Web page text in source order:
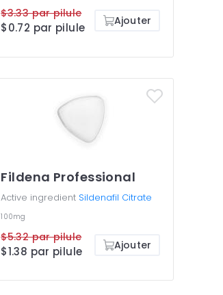
$3.33 par pilule
$0.72 par pilule Ajouter
Fildena Professional
Active ingredient Sildenafil Citrate
100mg
$5.32 par pilule
$1.38 par pilule Ajouter